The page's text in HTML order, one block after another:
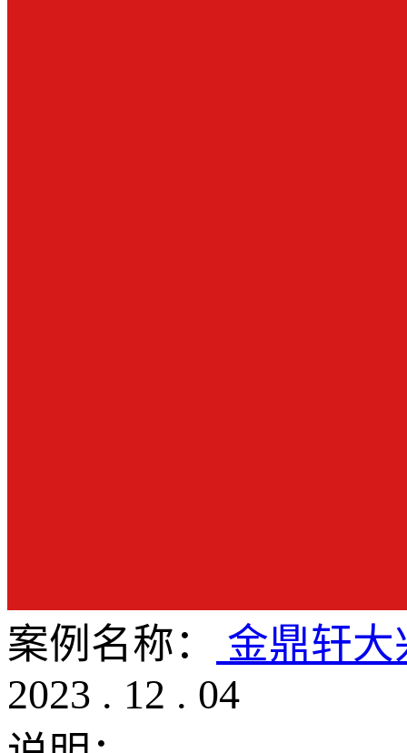
案例名称：
金鼎轩
2023 . 12 . 04